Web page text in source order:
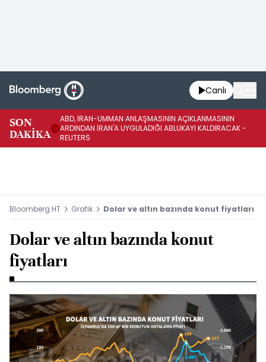
Canlı
SON
DAKİKA
ABD, İRAN-UMMAN ANLAŞMASININ AÇIKLANMASININ
ARDINDAN İRAN'A UYGULADIĞI ABLUKAYI KALDIRACAK -
REUTERS
Bloomberg HT Grafik Dolar ve altın bazında konut fiyatları
Dolar ve altın bazında konut
fiyatları